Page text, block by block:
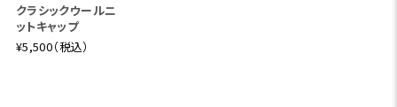
クラシックウールニ
ットキャップ
¥5,500（税込）